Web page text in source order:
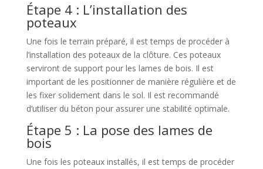
Étape 4 : L’installation des
poteaux
Une fois le terrain préparé, il est temps de procéder à
l’installation des poteaux de la clôture. Ces poteaux
serviront de support pour les lames de bois. Il est
important de les positionner de manière régulière et de
les fixer solidement dans le sol. Il est recommandé
d’utiliser du béton pour assurer une stabilité optimale.
Étape 5 : La pose des lames de
bois
Une fois les poteaux installés, il est temps de procéder